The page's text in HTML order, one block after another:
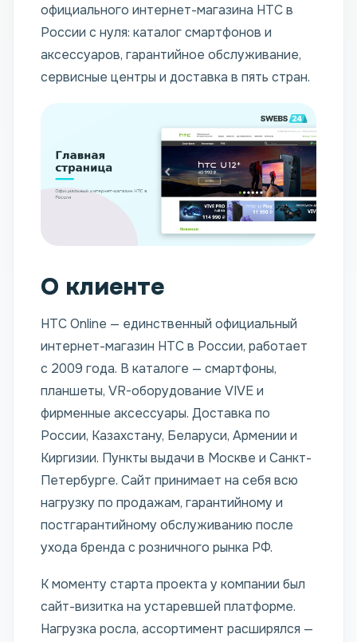
официального интернет-магазина HTC в
России с нуля: каталог смартфонов и
аксессуаров, гарантийное обслуживание,
сервисные центры и доставка в пять стран.
О клиенте
HTC Online — единственный официальный
интернет-магазин HTC в России, работает
с 2009 года. В каталоге — смартфоны,
планшеты, VR-оборудование VIVE и
фирменные аксессуары. Доставка по
России, Казахстану, Беларуси, Армении и
Киргизии. Пункты выдачи в Москве и Санкт-
Петербурге. Сайт принимает на себя всю
нагрузку по продажам, гарантийному и
постгарантийному обслуживанию после
ухода бренда с розничного рынка РФ.
К моменту старта проекта у компании был
сайт-визитка на устаревшей платформе.
Нагрузка росла, ассортимент расширялся —